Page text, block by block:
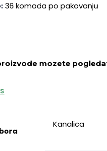
36 komada po pakovanju
mozete
Kanalica